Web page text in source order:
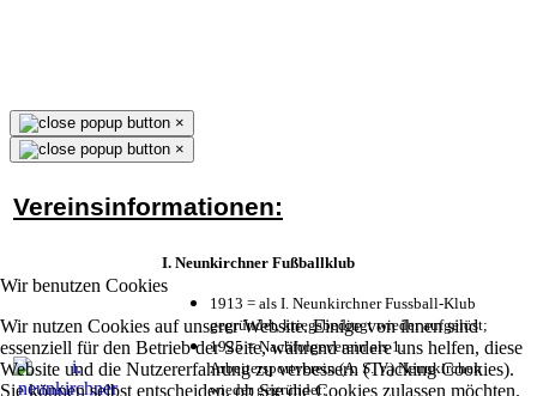
Wir benutzen Cookies
Wir nutzen Cookies auf unserer Website. Einige von ihnen sind
essenziell für den Betrieb der Seite, während andere uns helfen, diese
Website und die Nutzererfahrung zu verbessern (Tracking Cookies).
Sie können selbst entscheiden, ob Sie die Cookies zulassen möchten.
×
×
Vereinsinformationen:
I. Neunkirchner Fußballklub
1913 = als I. Neunkirchner Fussball-Klub
gegründet, kriegsbedingt wieder aufgelöst;
1925 = Nachfolgeverein als 1.
Arbeitersportverein (A. S. V.) Neunkirchen
wieder gegründet;